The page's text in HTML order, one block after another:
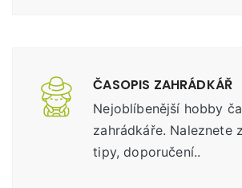
ČASOPIS ZAHRÁDKÁŘ
Nejoblíbenější hobby
zahrádkáře. Naleznete
tipy, doporučení..